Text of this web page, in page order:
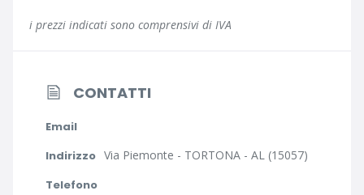
i prezzi indicati sono comprensivi di IVA
CONTATTI
Email
Indirizzo Via Piemonte - TORTONA - AL (15057)
Telefono